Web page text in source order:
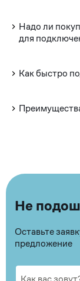
Надо ли
для
Как быстро
Не
Оставьте
предложение